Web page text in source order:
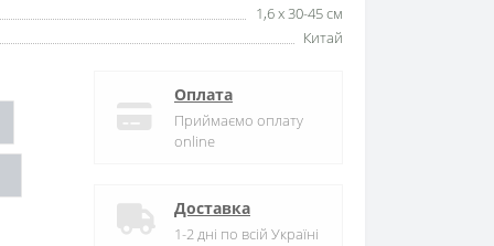
1,6 х 30-45 см
Китай
Оплата
Приймаємо оплату
online
Доставка
1-2 дні по всій Україні